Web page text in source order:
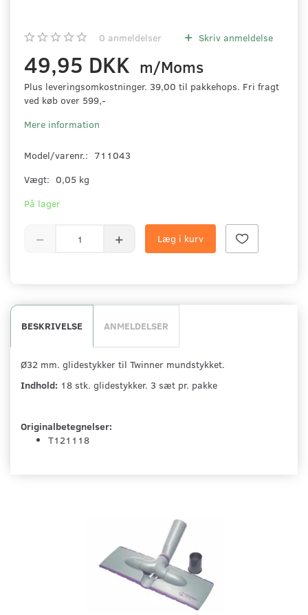
0 anmeldelser Skriv anmeldelse
49,95 DKK m/Moms
Plus leveringsomkostninger. 39,00 til pakkehops. Fri fragt
ved køb over 599,-
Mere information
Model/varenr.: 711043
Vægt: 0,05 kg
På lager
Læg i kurv
BESKRIVELSE ANMELDELSER
Ø32 mm. glidestykker til Twinner mundstykket.
Indhold: 18 stk. glidestykker. 3 sæt pr. pakke
Originalbetegnelser:
T121118